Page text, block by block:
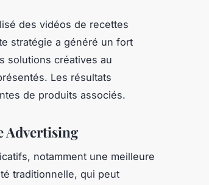
des vidéos de recettes
stratégie a généré un fort
solutions créatives au
Les résultats
de produits associés.
Advertising
notamment une meilleure
traditionnelle, qui peut